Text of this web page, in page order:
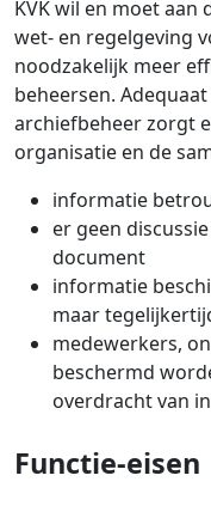
KVK wil en moet aan
wet- en regelgeving
noodzakelijk meer
beheersen.
archiefbeheer zorgt
organisatie en de
informatie
er geen
document
informatie
maar
medewerkers,
beschermd
overdracht van
Functie-eisen